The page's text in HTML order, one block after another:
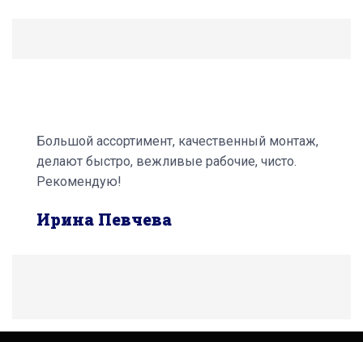
Большой ассортимент, качественный монтаж,
делают быстро, вежливые рабочие, чисто.
Рекомендую!
Ирина Певчева